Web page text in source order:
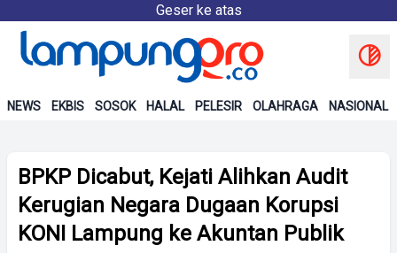
Geser ke atas
NEWS EKBIS SOSOK HALAL PELESIR OLAHRAGA NASIONAL
BPKP Dicabut, Kejati Alihkan Audit
Kerugian Negara Dugaan Korupsi
KONI Lampung ke Akuntan Publik